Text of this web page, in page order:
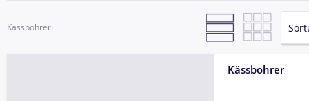
Kässbohrer
Kässbohrer